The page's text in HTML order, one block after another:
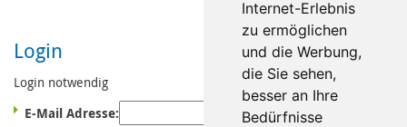
Internet-Erlebnis
zu ermöglichen
und die Werbung,
die Sie sehen,
besser an Ihre
Bedürfnisse
Login
Login notwendig
E-Mail Adresse: